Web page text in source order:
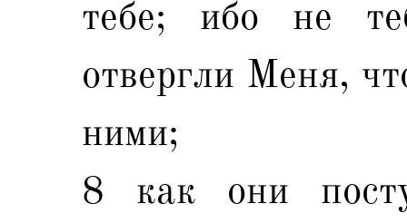
тебе; ибо не
отвергли Меня,
ними;
8 как они